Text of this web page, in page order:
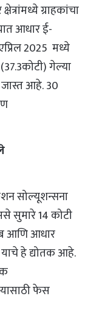
ग्राहकांचा
आधार ई-
2025 मध्ये
गेल्या
जास्त आहे. 30
सोल्यूशन्सना
सुमारे 14 कोटी
आणि आधार
हे द्योतक आहे.
फेस